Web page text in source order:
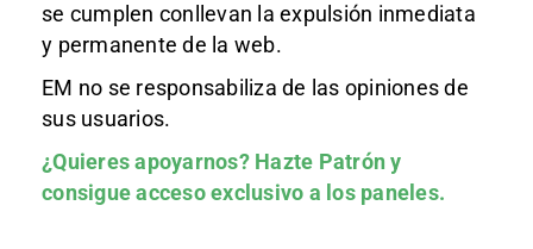
se cumplen conllevan la expulsión inmediata
y permanente de la web.
EM no se responsabiliza de las opiniones de
sus usuarios.
¿Quieres apoyarnos? Hazte Patróny
consigue acceso exclusivo a los paneles.